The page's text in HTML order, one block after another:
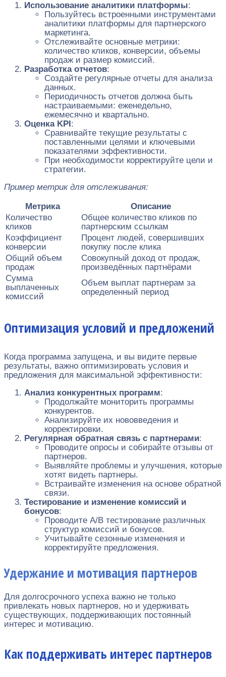
Использование аналитики платформы:
Пользуйтесь встроенными инструментами
аналитики платформы для партнерского
маркетинга.
Отслеживайте основные метрики:
количество кликов, конверсии, объемы
продаж и размер комиссий.
Разработка отчетов:
Создайте регулярные отчеты для анализа
данных.
Периодичность отчетов должна быть
настраиваемыми: еженедельно,
ежемесячно и квартально.
Оценка KPI :
Сравнивайте текущие результаты с
поставленными целями и ключевыми
показателями эффективности.
При необходимости корректируйте цели и
стратегии.
Пример метрик для отслеживания:
Метрика
Описание
Количество
кликов
Общее количество кликов по
партнерским ссылкам
Коэффициент
конверсии
Процент людей, совершивших
покупку после клика
Общий объем
продаж
Совокупный доход от продаж,
произведённых партнёрами
Сумма
выплаченных
комиссий
Объем выплат партнерам за
определенный период
Оптимизация условий и предложений
Когда программа запущена, и вы видите первые
результаты, важно оптимизировать условия и
предложения для максимальной эффективности:
Анализ конкурентных программ:
Продолжайте мониторить программы
конкурентов.
Анализируйте их нововведения и
корректировки.
Регулярная обратная связь с партнерами:
Проводите опросы и собирайте отзывы от
партнеров.
Выявляйте проблемы и улучшения, которые
хотят видеть партнеры.
Встраивайте изменения на основе обратной
связи.
Тестирование и изменение комиссий и
бонусов:
Проводите A/B тестирование различных
структур комиссий и бонусов.
Учитывайте сезонные изменения и
корректируйте предложения.
Удержание и мотивация партнеров
Для долгосрочного успеха важно не только
привлекать новых партнеров, но и удерживать
существующих, поддерживающих постоянный
интерес и мотивацию.
Как поддерживать интерес партнеров